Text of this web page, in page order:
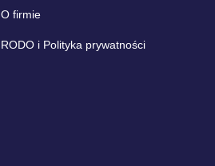
O firmie
RODO i Polityka prywatności